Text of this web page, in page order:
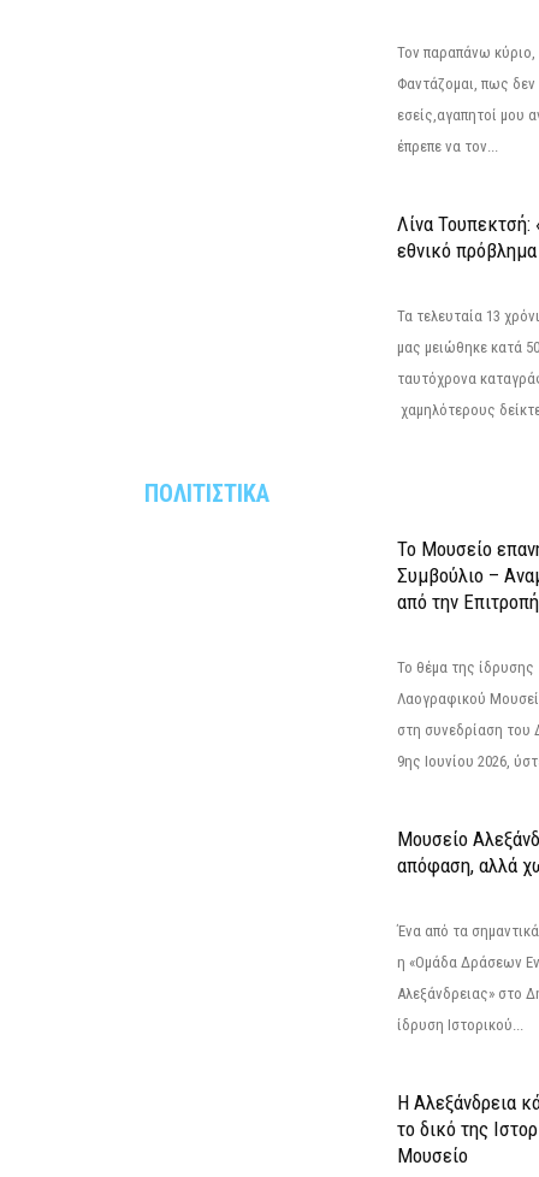
Τον παραπάνω
Φαντάζομαι, πως δεν
εσείς,αγαπητοί μου
έπρεπε να τον...
Λίνα Τουπεκτσή:
εθνικό πρόβλημα
Τα τελευταία 13
μας μειώθηκε κατά
ταυτόχρονα
χαμηλότερους
ΠΟΛΙΤΙΣΤΙΚΑ
Το Μουσείο
Συμβούλιο –
από την Επιτροπή
Το θέμα της ίδρυσης
Λαογραφικού
στη συνεδρίαση του
9ης Ιουνίου 2026,
Μουσείο
απόφαση, αλλά
Ένα από τα
η «Ομάδα Δράσεων
Αλεξάνδρειας» στο
ίδρυση Ιστορικού...
Η Αλεξάνδρεια
το δικό της
Μουσείο